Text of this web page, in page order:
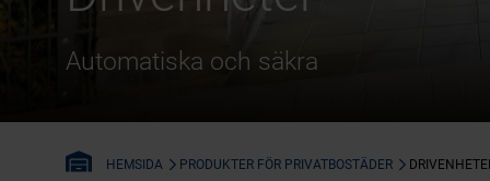
Automatiska och säkra
HEMSIDA PRODUKTER FÖR PRIVATBOSTÄDER